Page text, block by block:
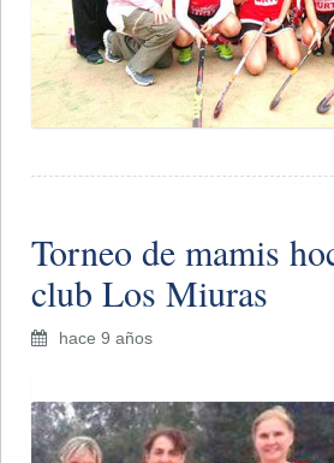
Torneo de mamis
club Los Miuras
hace 9 años